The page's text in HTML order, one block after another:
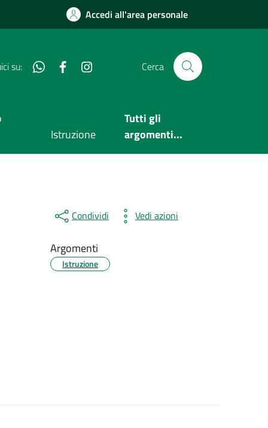
Accedi all'area personale
su: WhatsappFacebook Cerca
Istruzione
Tutti gli
argomenti...
Condividi Vedi azioni
Argomenti
Istruzione